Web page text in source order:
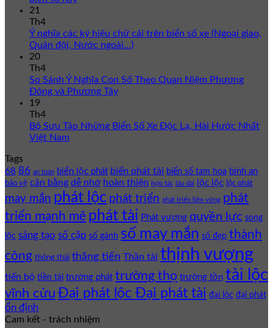
21
Th4
Ý nghĩa các ký hiệu chữ cái trên biển số xe (Ngoại giao,
Quân đội, Nước ngoài…)
20
Th4
So Sánh Ý Nghĩa Con Số Theo Quan Niệm Phương
Đông và Phương Tây
19
Th4
Bộ Sưu Tập Những Biển Số Xe Độc Lạ, Hài Hước Nhất
Việt Nam
Tags
68 86 an toàn biển lộc phát biển phát tài biển số tam hoa bình an
bảo vệ cân bằng dễ nhớ hoàn thiện hợp tác lâu dài lộc lộc lộc phát
may mắn phát lộc phát triển phát triển bền vững phát
triển mạnh mẽ phát tài Phát vượng quyền lực song
lộc sáng tạo số cặp số gánh số may mắn số đẹp thành
công thông thái thăng tiến Thần tài thịnh vượng
tiến bộ tiền tài trường phát trường thọ trường tồn tài lộc
vĩnh cửu Đại phát lộc Đại phát tài đại lộc đại phát
ổn định
Cam kết - trách nhiệm